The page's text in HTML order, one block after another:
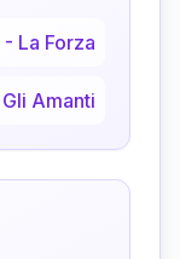
- La Forza
Gli Amanti